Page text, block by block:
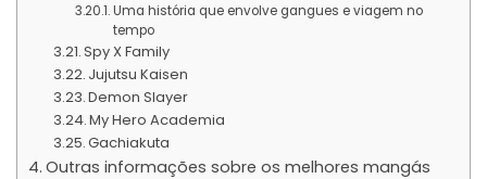
Uma história que envolve gangues e viagem no
tempo
Spy X Family
Jujutsu Kaisen
Demon Slayer
My Hero Academia
Gachiakuta
Outras informações sobre os melhores mangás